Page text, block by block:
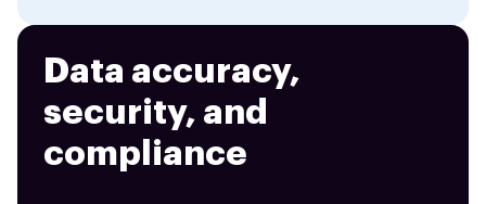
Data accuracy,
security, and
compliance